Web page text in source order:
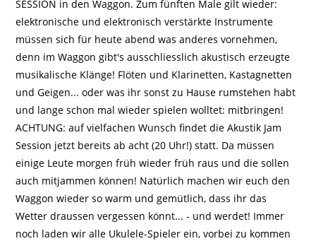
SESSION in den Waggon. Zum fünften Male gilt wieder:
elektronische und elektronisch verstärkte Instrumente
müssen sich für heute abend was anderes vornehmen,
denn im Waggon gibt's ausschliesslich akustisch erzeugte
musikalische Klänge! Flöten und Klarinetten, Kastagnetten
und Geigen... oder was ihr sonst zu Hause rumstehen habt
und lange schon mal wieder spielen wolltet: mitbringen!
ACHTUNG: auf vielfachen Wunsch findet die Akustik Jam
Session jetzt bereits ab acht (20 Uhr!) statt. Da müssen
einige Leute morgen früh wieder früh raus und die sollen
auch mitjammen können! Natürlich machen wir euch den
Waggon wieder so warm und gemütlich, dass ihr das
Wetter draussen vergessen könnt... - und werdet! Immer
noch laden wir alle Ukulele-Spieler ein, vorbei zu kommen